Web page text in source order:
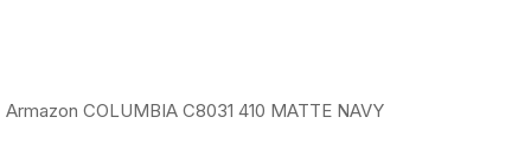
Armazon COLUMBIA C8031 410 MATTE NAVY